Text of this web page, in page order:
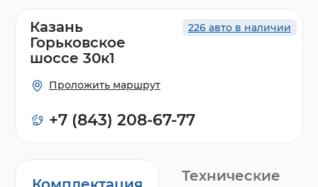
Технические
226 авто в наличии
Казань
Горьковское
шоссе 30к1
Проложить маршрут
+7 (843) 208-67-77